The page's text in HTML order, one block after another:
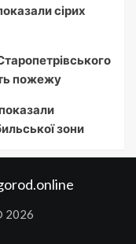
сірих
пожежу
зони
2026